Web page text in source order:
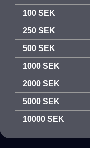
100 SEK
250 SEK
500 SEK
1000 SEK
2000 SEK
5000 SEK
10000 SEK